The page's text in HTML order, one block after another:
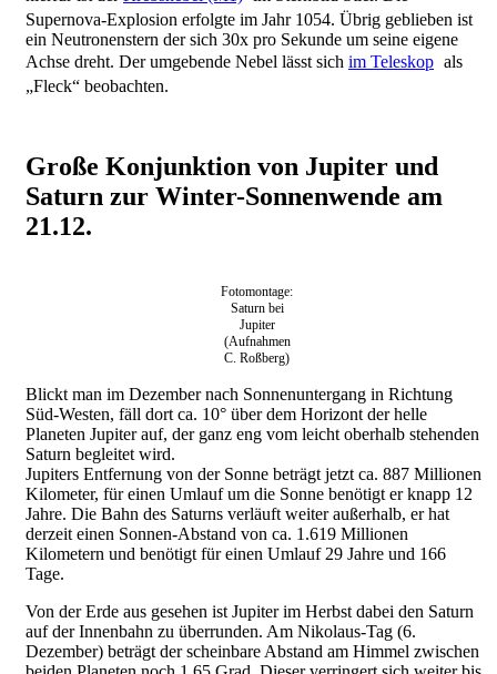
Supernova-Explosion erfolgte im Jahr 1054. Übrig geblieben ist
ein Neutronenstern der sich 30x pro Sekunde um seine eigene
Achse dreht. Der umgebende Nebel lässt sich im Teleskop als
„Fleck“ beobachten.
Große Konjunktion von Jupiter und
Saturn zur Winter-Sonnenwende am
21.12.
Fotomontage:
Saturn bei
Jupiter
(Aufnahmen
C. Roßberg)
Blickt man im Dezember nach Sonnenuntergang in Richtung
Süd-Westen, fäll dort ca. 10° über dem Horizont der helle
Planeten Jupiter auf, der ganz eng vom leicht oberhalb stehenden
Saturn begleitet wird.
Jupiters Entfernung von der Sonne beträgt jetzt ca. 887 Millionen
Kilometer, für einen Umlauf um die Sonne benötigt er knapp 12
Jahre. Die Bahn des Saturns verläuft weiter außerhalb, er hat
derzeit einen Sonnen-Abstand von ca. 1.619 Millionen
Kilometern und benötigt für einen Umlauf 29 Jahre und 166
Tage.
Von der Erde aus gesehen ist Jupiter im Herbst dabei den Saturn
auf der Innenbahn zu überrunden. Am Nikolaus-Tag (6.
Dezember) beträgt der scheinbare Abstand am Himmel zwischen